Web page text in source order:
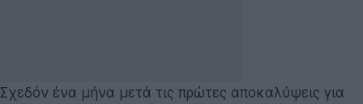
Σχεδόν ένα μήνα μετά τις πρώτες αποκαλύψεις για